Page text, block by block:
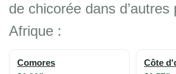
de chicorée dans d’autres
Afrique :
Comores Côte